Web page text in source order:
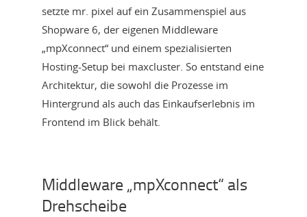
setzte mr. pixel auf ein Zusammenspiel aus
Shopware 6, der eigenen Middleware
„mpXconnect“ und einem spezialisierten
Hosting-Setup bei maxcluster. So entstand eine
Architektur, die sowohl die Prozesse im
Hintergrund als auch das Einkaufserlebnis im
Frontend im Blick behält.
Middleware „mpXconnect“ als
Drehscheibe